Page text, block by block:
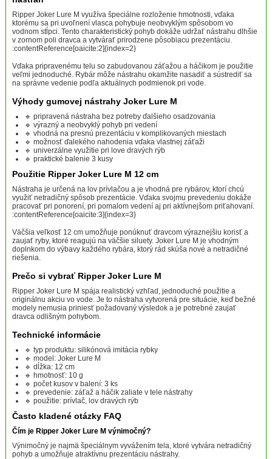
Ripper Joker Lure M využíva špeciálne rozloženie hmotnosti, vďaka
ktorému sa pri uvoľnení vlasca pohybuje neobvyklým spôsobom vo
vodnom stĺpci. Tento charakteristický pohyb dokáže udržať nástrahu dlhšie
v zornom poli dravca a vytvárať prirodzene pôsobiacu prezentáciu.
:contentReference[oaicite:2]{index=2}
Vďaka pripravenému telu so zabudovanou záťažou a háčikom je použitie
veľmi jednoduché. Rybár môže nástrahu okamžite nasadiť a sústrediť sa
na správne vedenie podľa aktuálnych podmienok pri vode.
Výhody gumovej nástrahy Joker Lure M
🔹 pripravená nástraha bez potreby ďalšieho osadzovania
🔹 výrazný a neobvyklý pohyb pri vedení
🔹 vhodná na presnú prezentáciu v komplikovaných miestach
🔹 možnosť ďalekého nahodenia vďaka vlastnej záťaži
🔹 univerzálne využitie pri love dravých rýb
🔹 praktické balenie 3 kusy
Použitie Ripper Joker Lure M 12 cm
Nástraha je určená na lov prívlačou a je vhodná pre rybárov, ktorí chcú
využiť netradičný spôsob prezentácie. Vďaka svojmu prevedeniu dokáže
pracovať pri ponorení, pri pomalom vedení aj pri aktívnejšom priťahovaní.
:contentReference[oaicite:3]{index=3}
Väčšia veľkosť 12 cm umožňuje ponúknuť dravcom výraznejšiu korisť a
zaujať ryby, ktoré reagujú na väčšie siluety. Joker Lure M je vhodným
doplnkom do výbavy každého rybára, ktorý rád skúša nové a netradičné
riešenia.
Prečo si vybrať Ripper Joker Lure M
Ripper Joker Lure M spája realistický vzhľad, jednoduché použitie a
originálnu akciu vo vode. Je to nástraha vytvorená pre situácie, keď bežné
modely nemusia priniesť požadovaný výsledok a je potrebné zaujať
dravca odlišným pohybom.
Technické informácie
🔹 typ produktu: silikónová imitácia rybky
🔹 model: Joker Lure M
🔹 dĺžka: 12 cm
🔹 hmotnosť: 10 g
🔹 počet kusov v balení: 3 ks
🔹 prevedenie: záťaž a háčik zaliate v tele nástrahy
🔹 použitie: prívlač, lov dravých rýb
Často kladené otázky FAQ
Čím je Ripper Joker Lure M výnimočný?
Výnimočný je najmä špeciálnym vyvážením tela, ktoré vytvára netradičný
pohyb a umožňuje atraktívnu prezentáciu nástrahy.